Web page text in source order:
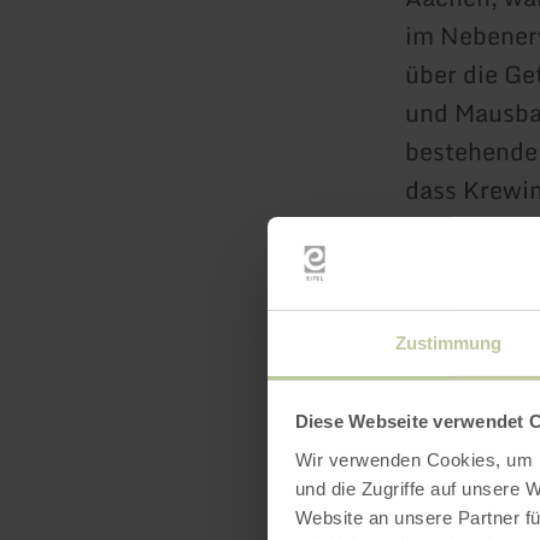
Zustimmung
Diese Webseite verwendet
Wir verwenden Cookies,
und die Zugriffe auf unsere
Website an unsere Partner
im
über die
und
dass
besaß,
Diese